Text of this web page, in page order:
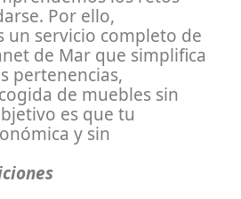
Por ello,
un servicio completo de
de Mar que simplifica
pertenencias,
de muebles sin
es que tu
y sin